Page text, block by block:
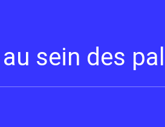
sein des